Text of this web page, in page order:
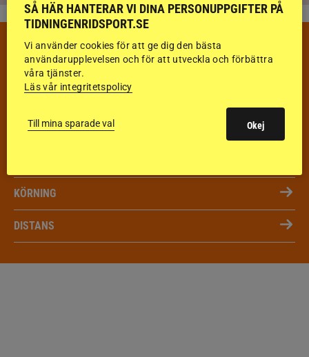
VECKANS TÄVLINGAR & RESULTAT
VECKA 32
HOPPNING
DRESSYR
KÖRNING
DISTANS
SÅ HÄR HANTERAR VI DINA PERSONUPPGIFTER PÅ
TIDNINGENRIDSPORT.SE
Vi använder cookies för att ge dig den bästa
användarupplevelsen och för att utveckla och förbättra
våra tjänster.
Läs vår integritetspolicy
Till mina sparade val Okej